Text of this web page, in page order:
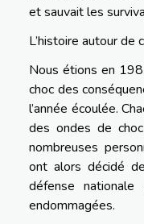
et sauvait les
L’histoire autour de
Nous étions en
choc des
l’année écoulée.
des ondes de
nombreuses
ont alors décidé
défense
endommagées.